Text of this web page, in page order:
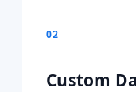
02
Custom